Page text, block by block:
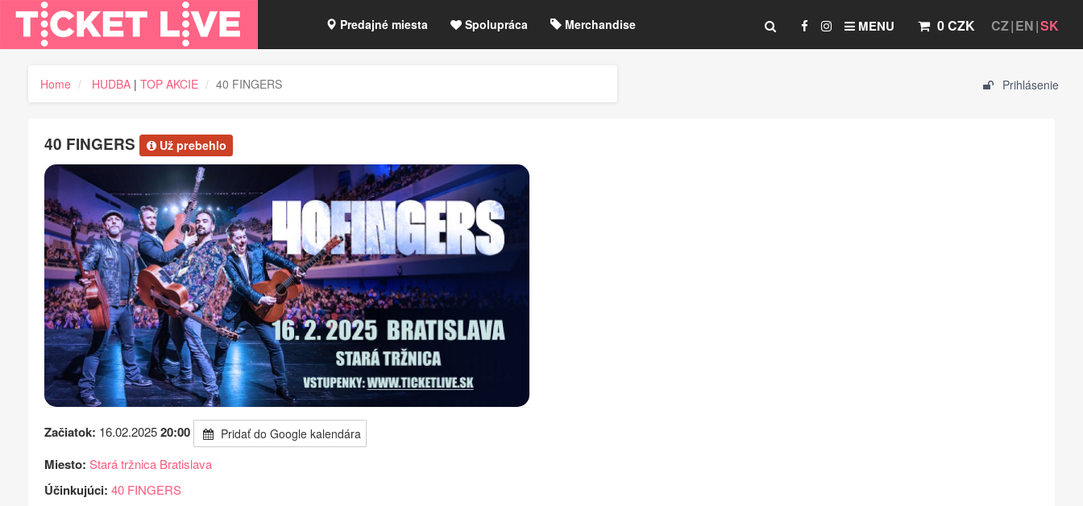
CZ EN SK
0 CZK
MENU
Predajné miesta Spolupráca Merchandise
Prihlásenie
Home HUDBA | TOP AKCIE 40 FINGERS
40 FINGERS Už prebehlo
Začiatok: 16.02.202520:00 Pridať do Google kalendára
Miesto: Stará tržnica Bratislava
Účinkujúci: 40 FINGERS